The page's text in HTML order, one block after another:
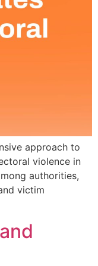
approach to
violence in
authorities,
victim